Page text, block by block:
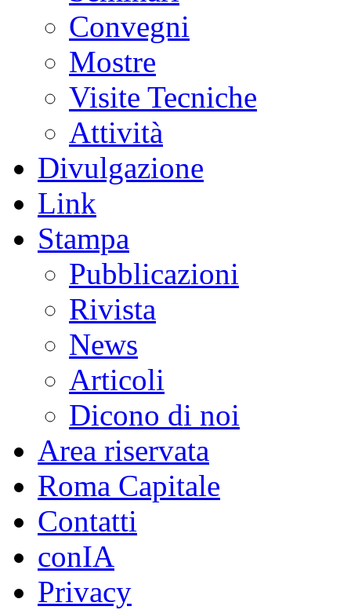
Convegni
Mostre
Visite Tecniche
Attività
Divulgazione
Link
Stampa
Pubblicazioni
Rivista
News
Articoli
Dicono di noi
Area riservata
Roma Capitale
Contatti
conIA
Privacy